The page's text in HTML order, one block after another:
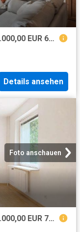
Wohnung zum Kaufen in Berlin 339.000,00 EUR 68.17 m²
Details ansehen
Foto anschauen
Wohnung zum Kaufen in Berlin 399.000,00 EUR 74 m²